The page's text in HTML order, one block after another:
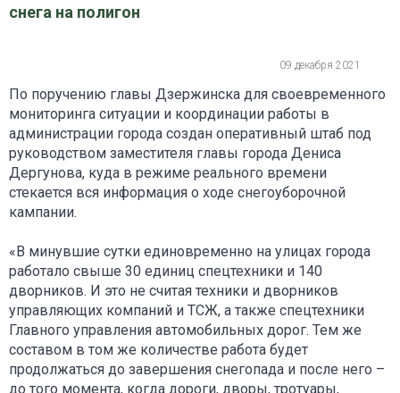
снега на полигон
09 декабря 2021
По поручению главы Дзержинска для своевременного
мониторинга ситуации и координации работы в
администрации города создан оперативный штаб под
руководством заместителя главы города Дениса
Дергунова, куда в режиме реального времени
стекается вся информация о ходе снегоуборочной
кампании.
«В минувшие сутки единовременно на улицах города
работало свыше 30 единиц спецтехники и 140
дворников. И это не считая техники и дворников
управляющих компаний и ТСЖ, а также спецтехники
Главного управления автомобильных дорог. Тем же
составом в том же количестве работа будет
продолжаться до завершения снегопада и после него –
до того момента, когда дороги, дворы, тротуары,